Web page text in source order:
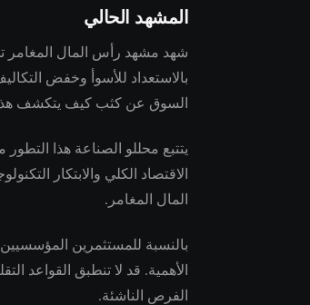
المشهد الحالي
السوق عن كثب كيف يتكشف هذا
يتتبع محللو الصناعة هذا
الاقتصاد الكلي والابتكار
المال المغامر.
بالنسبة للمستثمرين
الأهمية. قد لا تنطبق القواعد
الفرص الناشئة.